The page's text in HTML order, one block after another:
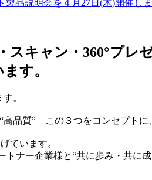
製品説明会を４月27日(木)開催し
スキャン・360°プレ
す。
。
高品質” この３つをコンセプト
ています。
ナー企業様と“共に歩み・共に